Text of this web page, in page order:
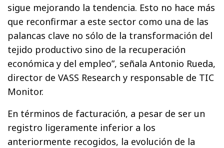
sigue mejorando la tendencia. Esto no hace más
que reconfirmar a este sector como una de las
palancas clave no sólo de la transformación del
tejido productivo sino de la recuperación
económica y del empleo”, señala Antonio Rueda,
director de VASS Research y responsable de TIC
Monitor.
En términos de facturación, a pesar de ser un
registro ligeramente inferior a los
anteriormente recogidos, la evolución de la